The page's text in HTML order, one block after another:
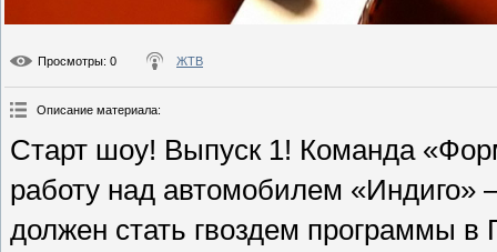
Просмотры: 0 ЖТВ
Описание материала:
Старт шоу! Выпуск 1! Команда
работу над автомобилем
должен стать гвоздем программы